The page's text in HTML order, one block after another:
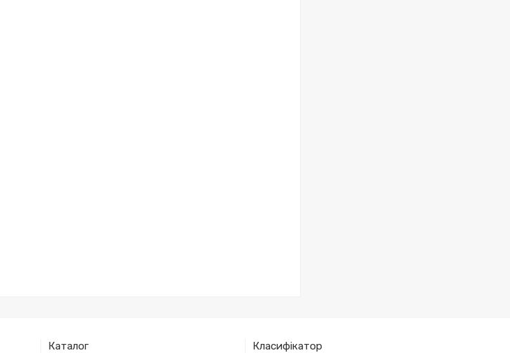
Каталог Класифікатор